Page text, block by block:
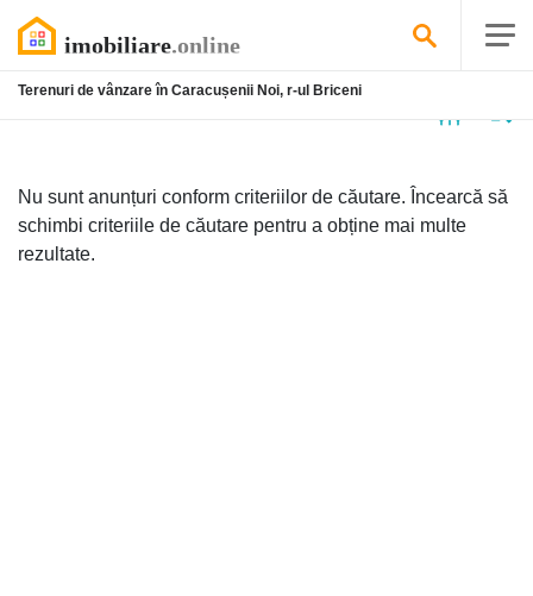
Terenuri de vânzare în Caracușenii Noi, r-ul Briceni
Nu sunt anunțuri conform criteriilor de căutare. Încearcă să
schimbi criteriile de căutare pentru a obține mai multe
rezultate.